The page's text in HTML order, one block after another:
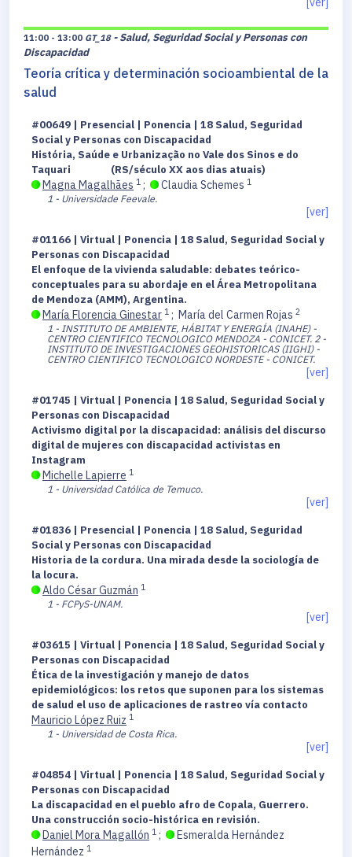
11:00 - 13:00 GT_18 - Salud, Seguridad Social y Personas con
Discapacidad
Teoría crítica y determinación socioambiental de la
salud
#00649 | Presencial | Ponencia | 18 Salud, Seguridad
Social y Personas con Discapacidad
História, Saúde e Urbanização no Vale dos Sinos e do
Taquari (RS/século XX aos dias atuais)
Magna Magalhães 1 ; Claudia Schemes 1
1 - Universidade Feevale.
[ver]
#01166 | Virtual | Ponencia | 18 Salud, Seguridad Social y
Personas con Discapacidad
El enfoque de la vivienda saludable: debates teórico-
conceptuales para su abordaje en el Área Metropolitana
de Mendoza (AMM), Argentina.
María Florencia Ginestar 1 ; María del Carmen Rojas 2
1 - INSTITUTO DE AMBIENTE, HÁBITAT Y ENERGÍA (INAHE) -
CENTRO CIENTIFICO TECNOLOGICO MENDOZA - CONICET. 2 -
INSTITUTO DE INVESTIGACIONES GEOHISTORICAS (IIGHI) -
CENTRO CIENTIFICO TECNOLOGICO NORDESTE - CONICET.
[ver]
#01745 | Virtual | Ponencia | 18 Salud, Seguridad Social y
Personas con Discapacidad
Activismo digital por la discapacidad: análisis del discurso
digital de mujeres con discapacidad activistas en
Instagram
Michelle Lapierre 1
1 - Universidad Católica de Temuco.
[ver]
#01836 | Presencial | Ponencia | 18 Salud, Seguridad
Social y Personas con Discapacidad
Historia de la cordura. Una mirada desde la sociología de
la locura.
Aldo César Guzmán 1
1 - FCPyS-UNAM.
[ver]
#03615 | Virtual | Ponencia | 18 Salud, Seguridad Social y
Personas con Discapacidad
Ética de la investigación y manejo de datos
epidemiológicos: los retos que suponen para los sistemas
de salud el uso de aplicaciones de rastreo vía contacto
Mauricio López Ruiz 1
1 - Universidad de Costa Rica.
[ver]
#04854 | Virtual | Ponencia | 18 Salud, Seguridad Social y
Personas con Discapacidad
La discapacidad en el pueblo afro de Copala, Guerrero.
Una construcción socio-histórica en revisión.
Daniel Mora Magallón 1 ;
Esmeralda Hernández
Hernández 1